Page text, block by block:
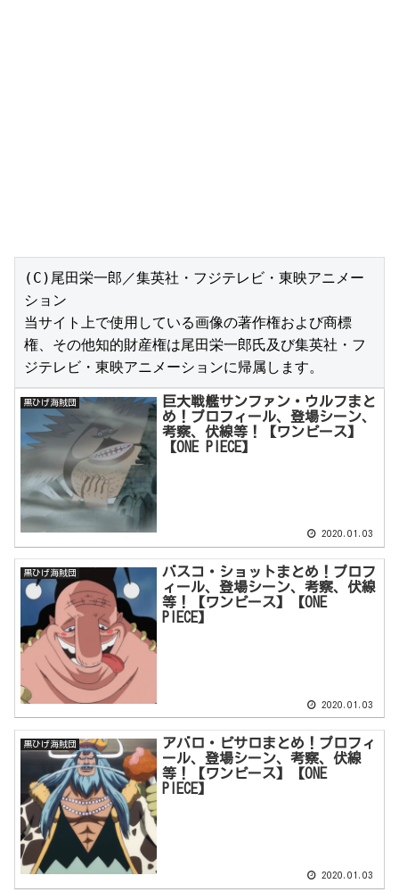
(C)尾田栄一郎／集英社・フジテレビ・東映アニメー
ション
当サイト上で使用している画像の著作権および商標
権、その他知的財産権は尾田栄一郎氏及び集英社・フ
ジテレビ・東映アニメーションに帰属します。
黒ひげ海賊団
巨大戦艦サンファン・ウルフまと
め！プロフィール、登場シーン、
考察、伏線等！【ワンピース】
【ONE PIECE】
2020.01.03
黒ひげ海賊団
バスコ・ショットまとめ！プロフ
ィール、登場シーン、考察、伏線
等！【ワンピース】【ONE
PIECE】
2020.01.03
黒ひげ海賊団
アバロ・ピサロまとめ！プロフィ
ール、登場シーン、考察、伏線
等！【ワンピース】【ONE
PIECE】
2020.01.03